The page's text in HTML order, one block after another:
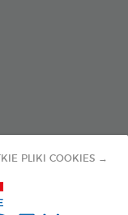
PLIKI COOKIES →